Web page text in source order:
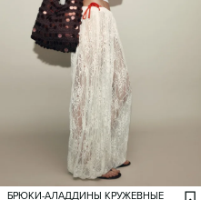
БРЮКИ-АЛАДДИНЫ КРУЖЕВНЫЕ